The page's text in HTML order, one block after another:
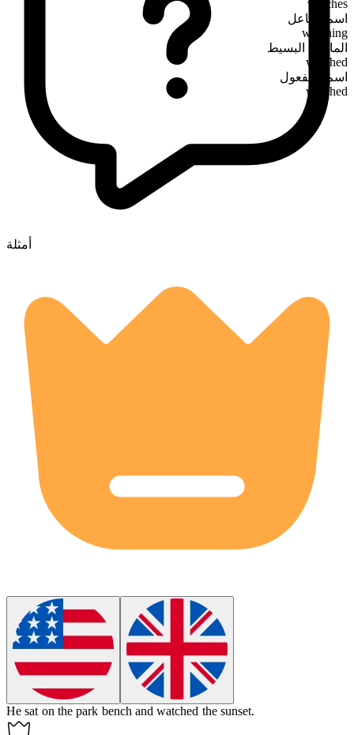
watches
اسم الفاعل
watching
الماضي البسيط
watched
اسم المفعول
watched
أمثلة
He sat on the park bench andwatched the sunset.